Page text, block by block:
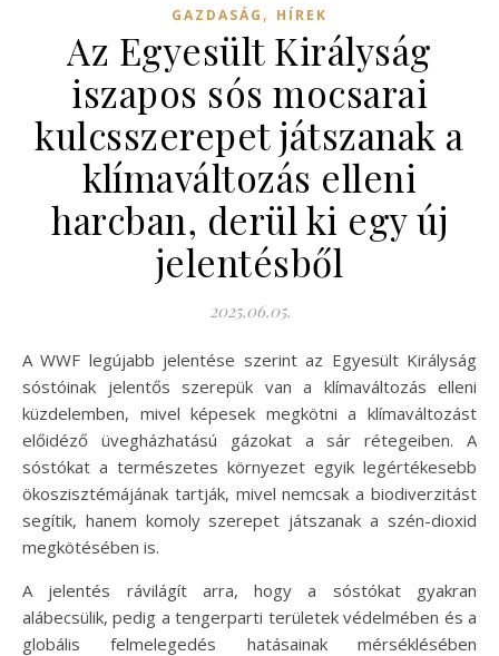
GAZDASÁG , HÍREK
Az Egyesült Királyság
iszapos sós mocsarai
kulcsszerepet játszanak a
klímaváltozás elleni
harcban, derül ki egy új
jelentésből
2025.06.05.
A WWF legújabb jelentése szerint az Egyesült Királyság
sóstóinak jelentős szerepük van a klímaváltozás elleni
küzdelemben, mivel képesek megkötni a klímaváltozást
előidéző üvegházhatású gázokat a sár rétegeiben. A
sóstókat a természetes környezet egyik legértékesebb
ökoszisztémájának tartják, mivel nemcsak a biodiverzitást
segítik, hanem komoly szerepet játszanak a szén-dioxid
megkötésében is.
A jelentés rávilágít arra, hogy a sóstókat gyakran
alábecsülik, pedig a tengerparti területek védelmében és a
globális felmelegedés hatásainak mérséklésében